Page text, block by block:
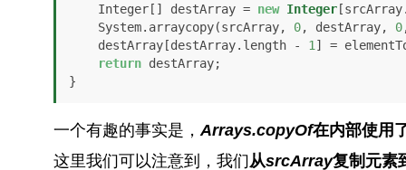
    Integer[] destArray =
new Integer
    System.arraycopy(srcArray,
0, destArray, 0
    destArray[destArray.length -
1] =
return destArray;
}
一个有趣的事实是，Arrays.copyOf在内部使用
这里我们可以注意到，我们从srcArray复制元素